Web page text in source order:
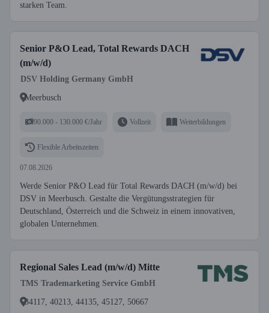
starken Team.
Senior P&O Lead, Total Rewards DACH
(m/w/d)
DSV Holding Germany GmbH
Meerbusch
90.000 - 130.000 €/Jahr Vollzeit Weiterbildungen
Flexible Arbeitszeiten
07.08.2026
Werde Senior P&O Lead für Total Rewards DACH (m/w/d) bei
DSV in Meerbusch. Gestalte die Vergütungsstrategien für
Deutschland, Österreich und die Schweiz in einem innovativen,
globalen Unternehmen.
Regional Sales Lead (m/w/d) Mitte
TMS Trademarketing Service GmbH
34117, 40213, 44135, 45127, 50667